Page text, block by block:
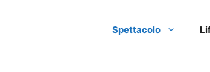
Spettacolo